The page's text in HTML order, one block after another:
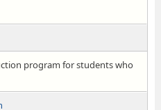
program for students who